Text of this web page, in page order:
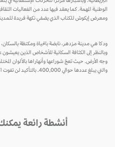
الوطنية المهمة. كما يعقد فيها عدد من الفعاليات
ومعرض إيكوش للكتاب الذي يضفي نكهة فريدة للمدينة.
وبالنظر إلى الكثافة السكانية للأشخاص الذين يعيشون
وجه الأرض. حيث تعجّ شوراعها وأنهاراها بالألوان
والتي يبلغ عددها حوالي 400,000. بالتأكيد لن تفوت اكتشاف مدينة كهذه.
أنشطة رائعة يمكنك